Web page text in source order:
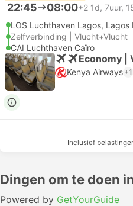
22:45 08:00+2 1d, 7uur,
LOS Luchthaven Lagos, Lagos
Zelfverbinding | Vlucht+Vlucht
CAI Luchthaven Caïro
Economy |
Kenya Airways +1
Inclusief
Dingen om te doen
Powered by GetYourGuide